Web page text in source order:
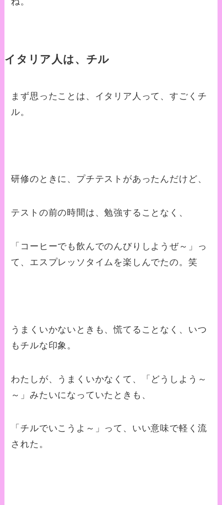
イタリア人は、チル
まず思ったことは、イタリア人って、すごくチ
ル。
研修のときに、プチテストがあったんだけど、
テストの前の時間は、勉強することなく、
「コーヒーでも飲んでのんびりしようぜ～」っ
て、エスプレッソタイムを楽しんでたの。笑
うまくいかないときも、慌てることなく、いつ
もチルな印象。
わたしが、うまくいかなくて、「どうしよう～
～」みたいになっていたときも、
「チルでいこうよ～」って、いい意味で軽く流
された。